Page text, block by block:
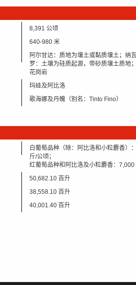
8,391 公顷
640-980 米
阿尔甘达：质地为壤土或黏质壤土；纳
罗：土壤为硅质起源，带砂质壤土质地
花岗岩
玛娃及阿比洛
歌海娜及丹魄（别名：Tinto Fino）
白葡萄品种（除：阿比洛和小粒麝香）
斤/公顷；
红葡萄品种和阿比洛及小粒麝香：7,000
50,682.10 百升
38,558.10 百升
40,001.40 百升